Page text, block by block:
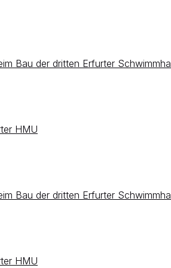
Bau der dritten Erfurter
HMU
Bau der dritten Erfurter
HMU